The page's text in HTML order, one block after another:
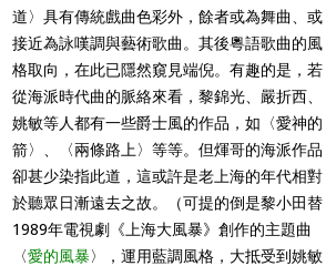
道〉具有傳統戲曲色彩外，餘者或為舞曲、或
接近為詠嘆調與藝術歌曲。其後粵語歌曲的風
格取向，在此已隱然窺見端倪。有趣的是，若
從海派時代曲的脈絡來看，黎錦光、嚴折西、
姚敏等人都有一些爵士風的作品，如〈愛神的
箭〉、〈兩條路上〉等等。但煇哥的海派作品
卻甚少染指此道，這或許是老上海的年代相對
於聽眾日漸遠去之故。（可提的倒是黎小田替
1989年電視劇《上海大風暴》創作的主題曲
〈愛的風暴〉，運用藍調風格，大抵受到姚敏